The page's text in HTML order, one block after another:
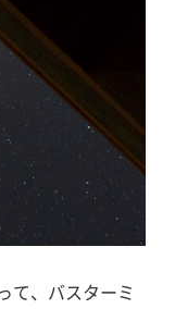
て、バスターミ